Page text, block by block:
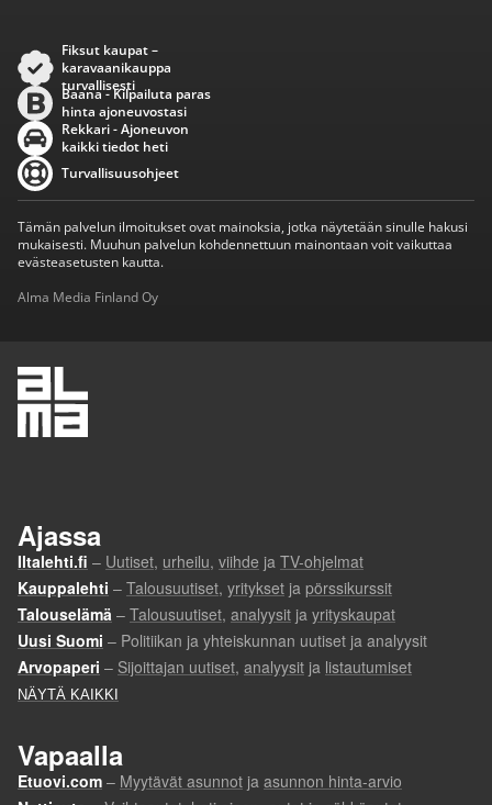
Fiksut kaupat –
karavaanikauppa
turvallisesti
Baana - Kilpailuta paras
hinta ajoneuvostasi
Rekkari - Ajoneuvon
kaikki tiedot heti
Turvallisuusohjeet
Tämän palvelun ilmoitukset ovat mainoksia, jotka näytetään sinulle hakusi
mukaisesti. Muuhun palvelun kohdennettuun mainontaan voit vaikuttaa
evästeasetusten kautta.
Alma Media Finland Oy